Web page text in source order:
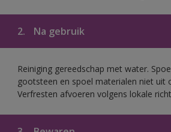
2. Na gebruik
Reiniging gereedschap met water.
gootsteen en spoel materialen niet uit
Verfresten afvoeren volgens lokale